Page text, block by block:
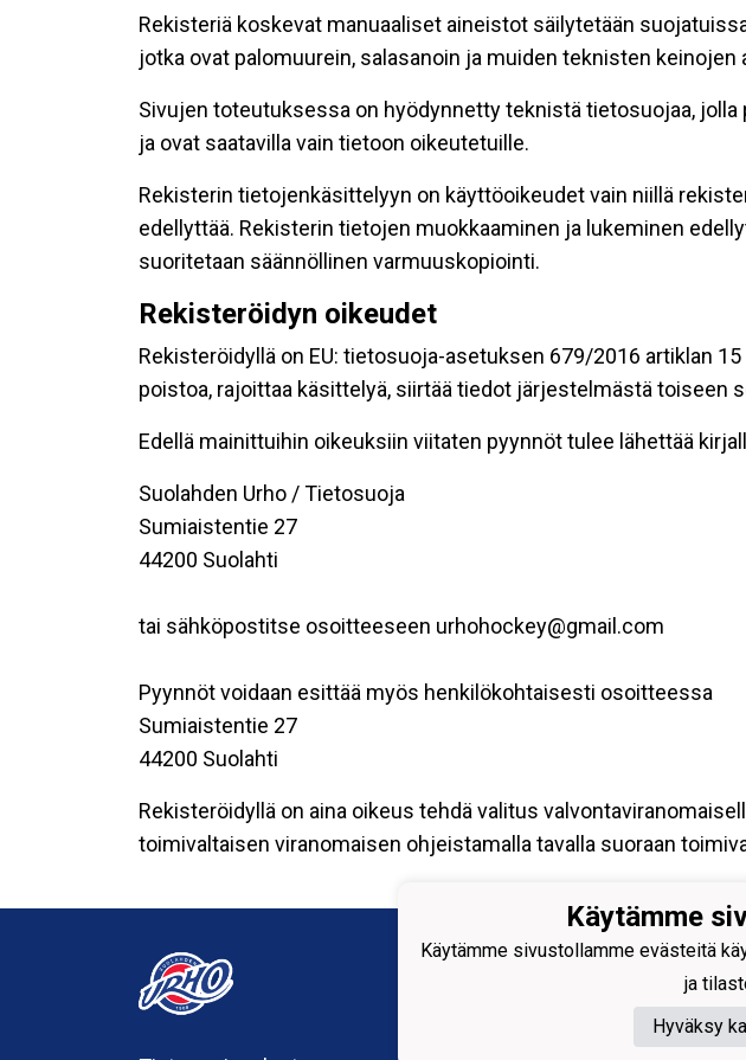
Rekisteriä koskevat manuaaliset aineistot säilytetään
jotka ovat palomuurein, salasanoin ja muiden teknisten keinojen
Sivujen toteutuksessa on hyödynnetty teknistä tietosuojaa,
ja ovat saatavilla vain tietoon oikeutetuille.
Rekisterin tietojenkäsittelyyn on käyttöoikeudet vain niillä
edellyttää. Rekisterin tietojen muokkaaminen ja lukeminen
suoritetaan säännöllinen varmuuskopiointi.
Rekisteröidyn oikeudet
Rekisteröidyllä on EU: tietosuoja-asetuksen 679/2016 artiklan
poistoa, rajoittaa käsittelyä, siirtää tiedot järjestelmästä toiseen
Edellä mainittuihin oikeuksiin viitaten pyynnöt tulee lähettää
Suolahden Urho / Tietosuoja
Sumiaistentie 27
44200 Suolahti
tai sähköpostitse osoitteeseen urhohockey@gmail.com
Pyynnöt voidaan esittää myös henkilökohtaisesti osoitteessa
Sumiaistentie 27
44200 Suolahti
Rekisteröidyllä on aina oikeus tehdä valitus
toimivaltaisen viranomaisen ohjeistamalla tavalla suoraan
Suolahden Urho
urhohockey@gmail.com
Käytämme
Käytämme sivustollamme evästeitä
ja
Hyväksy